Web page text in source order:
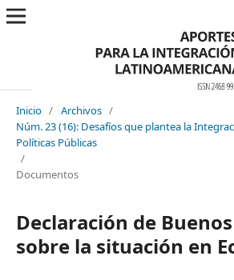
Inicio / Archivos /
Núm. 23 (16): Desafíos que plantea la
Políticas Públicas
/
Documentos
Declaración de
sobre la situación en